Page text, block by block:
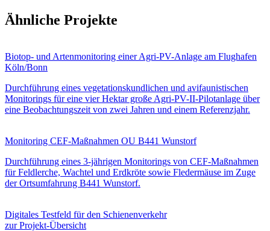
Ähnliche Projekte
Biotop- und Artenmonitoring einer Agri-PV-Anlage am Flughafen
Köln/Bonn
Durchführung eines vegetationskundlichen und avifaunistischen
Monitorings für eine vier Hektar große Agri-PV-II-Pilotanlage über
eine Beobachtungszeit von zwei Jahren und einem Referenzjahr.
Monitoring CEF-Maßnahmen OU B441 Wunstorf
Durchführung eines 3-jährigen Monitorings von CEF-Maßnahmen
für Feldlerche, Wachtel und Erdkröte sowie Fledermäuse im Zuge
der Ortsumfahrung B441 Wunstorf.
Digitales Testfeld für den Schienenverkehr
zur Projekt-Übersicht